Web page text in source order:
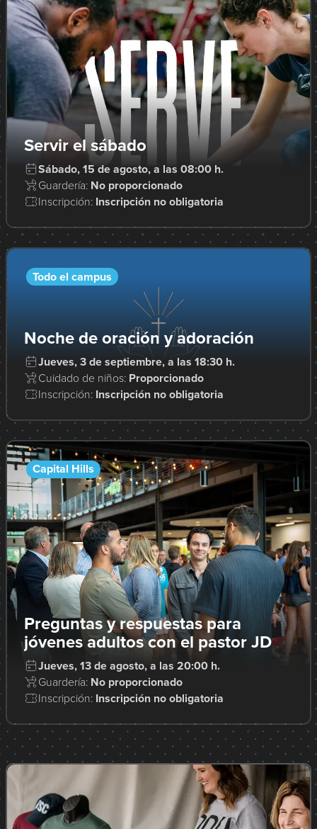
Servir el sábado
Sábado, 15 de agosto, a las 08:00 h.
Guardería: No proporcionado
Inscripción: Inscripción no obligatoria
Todo el campus
Noche de oración y adoración
Jueves, 3 de septiembre, a las 18:30 h.
Cuidado de niños: Proporcionado
Inscripción: Inscripción no obligatoria
Capital Hills
Preguntas y respuestas para
jóvenes adultos con el pastor JD
Jueves, 13 de agosto, a las 20:00 h.
Guardería: No proporcionado
Inscripción: Inscripción no obligatoria